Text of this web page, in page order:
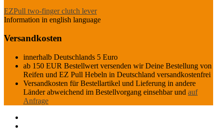
EZPull two-finger clutch lever
Information in english language
Versandkosten
innerhalb Deutschlands 5 Euro
ab 150 EUR Bestellwert versenden wir Deine Bestellung von
Reifen und EZ Pull Hebeln in Deutschland versandkostenfrei
Versandkosten für Bestellartikel und Lieferung in andere
Länder abweichend im Bestellvorgang einsehbar und auf
Anfrage